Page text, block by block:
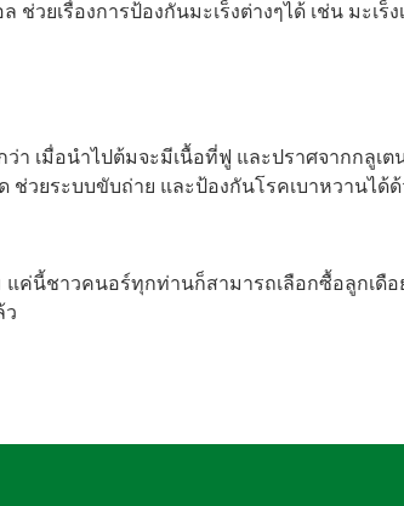
ช่วยเรื่องการป้องกันมะเร็งต่างๆได้ เช่น มะเร็
มื่อนำไปต้มจะมีเนื้อที่ฟู และปราศจากกลูเต
ช่วยระบบขับถ่าย และป้องกันโรคเบาหวานได้ด้
นี้ชาวคนอร์ทุกท่านก็สามารถเลือกซื้อลูกเดือย
ว